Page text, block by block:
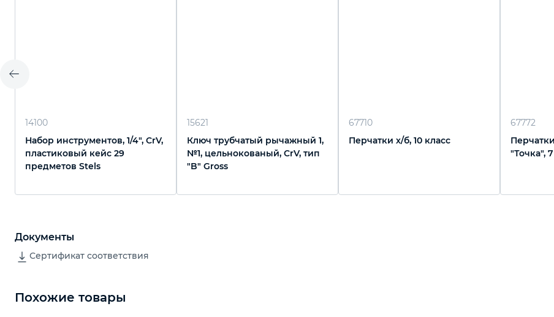
14100
Набор инструментов, 1/4", CrV,
пластиковый кейс 29
предметов Stels
15621
Ключ трубчатый рычажный 1,
№1, цельнокованый, CrV, тип
"B" Gross
67710
Перчатки х/б, 10 класс
67772
"Точка",
Документы
Сертификат соответствия
Похожие товары